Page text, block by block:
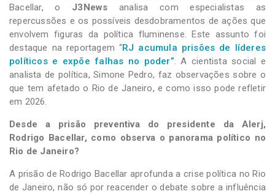
Bacellar, o J3News analisa com especialistas as
repercussões e os possíveis desdobramentos de ações que
envolvem figuras da política fluminense. Este assunto foi
destaque na reportagem “RJ acumula prisões de líderes
políticos e expõe falhas no poder” . A cientista social e
analista de política, Simone Pedro, faz observações sobre o
que tem afetado o Rio de Janeiro, e como isso pode refletir
em 2026.
Desde a prisão preventiva do presidente da Alerj,
Rodrigo Bacellar, como observa o panorama político no
Rio de Janeiro?
A prisão de Rodrigo Bacellar aprofunda a crise política no Rio
de Janeiro, não só por reacender o debate sobre a influência